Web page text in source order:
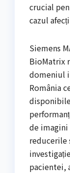
crucial
cazul
Siemens
BioMatrix
domeniul
România
de imagini
pacientei,